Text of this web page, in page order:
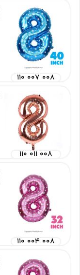
۱۱۰ ۰۰۷ ۰۰۸
۱۱۰ ۰۱۱ ۰۰۸
۱۱۰ ۰۰۴ ۰۰۸